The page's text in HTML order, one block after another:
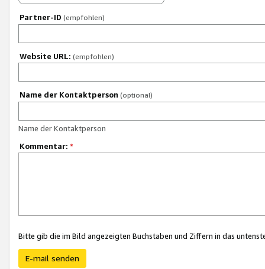
Partner-ID (empfohlen)
Website URL: (empfohlen)
Name der Kontaktperson (optional)
Name der Kontaktperson
Kommentar: *
Bitte gib die im Bild angezeigten Buchstaben und Ziffern in das
E-mail senden